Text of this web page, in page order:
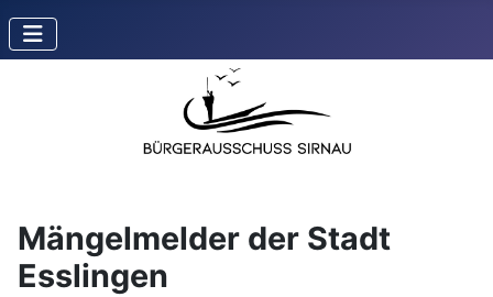
Mängelmelder der Stadt
Esslingen